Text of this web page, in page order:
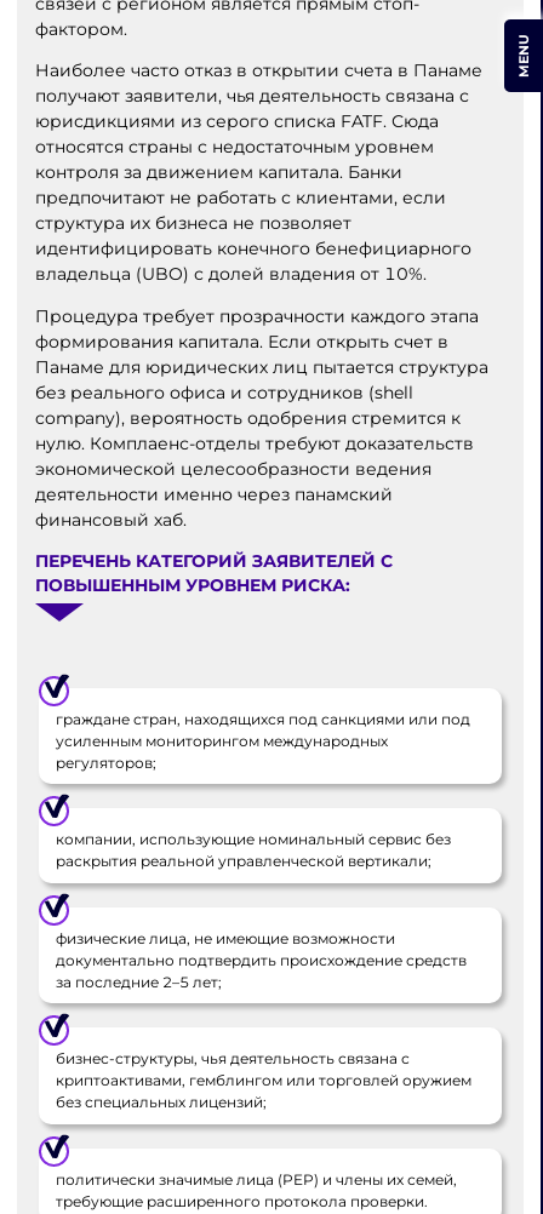
фактором.
Наиболее часто отказ в открытии счета в Панаме
получают заявители, чья деятельность связана с
юрисдикциями из серого списка FATF. Сюда
относятся страны с недостаточным уровнем
контроля за движением капитала. Банки
предпочитают не работать с клиентами, если
структура их бизнеса не позволяет
идентифицировать конечного бенефициарного
владельца (UBO) с долей владения от 10%.
Процедура требует прозрачности каждого этапа
формирования капитала. Если открыть счет в
Панаме для юридических лиц пытается структура
без реального офиса и сотрудников (shell
company), вероятность одобрения стремится к
нулю. Комплаенс-отделы требуют доказательств
экономической целесообразности ведения
деятельности именно через панамский
финансовый хаб.
ПЕРЕЧЕНЬ КАТЕГОРИЙ ЗАЯВИТЕЛЕЙ С
ПОВЫШЕННЫМ УРОВНЕМ РИСКА:
граждане стран, находящихся под санкциями или под
усиленным мониторингом международных
регуляторов;
компании, использующие номинальный сервис без
раскрытия реальной управленческой вертикали;
физические лица, не имеющие возможности
документально подтвердить происхождение средств
за последние 2–5 лет;
бизнес-структуры, чья деятельность связана с
криптоактивами, гемблингом или торговлей оружием
без специальных лицензий;
политически значимые лица (PEP) и члены их семей,
требующие расширенного протокола проверки.
MENU